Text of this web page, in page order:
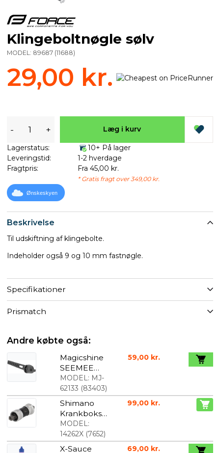
Beskrivelse
Til udskiftning af klingebolte.
Indeholder også 9 og 10 mm fastnøgle.
Specifikationer
Prismatch
Klingeboltnøgle sølv
MODEL: 89687 (11688)
29,00 kr.
- + Læg i kurv
Lagerstatus:
10+ På lager
Leveringstid:
1-2 hverdage
Fragtpris:
Fra 45,00 kr.
* Gratis fragt over 349,00 kr.
Ønskeskyen
Andre købte også:
Magicshine
SEEMEE
Lygte
Beslag til
Sadelpind
MODEL: MJ-
62133 (83403)
59,00 kr.
Shimano
Krankboks
Firkantet
BB-UN300
BSA
MODEL:
14262X(7652)
99,00 kr.
X-Sauce 69,00 kr.